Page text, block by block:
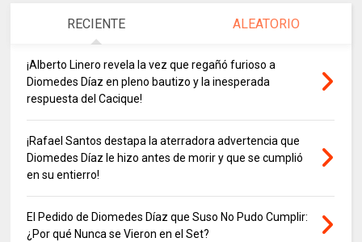
RECIENTE ALEATORIO
¡Alberto Linero revela la vez que regañó furioso a
Diomedes Díaz en pleno bautizo y la inesperada
respuesta del Cacique!
¡Rafael Santos destapa la aterradora advertencia que
Diomedes Díaz le hizo antes de morir y que se cumplió
en su entierro!
El Pedido de Diomedes Díaz que Suso No Pudo Cumplir:
¿Por qué Nunca se Vieron en el Set?